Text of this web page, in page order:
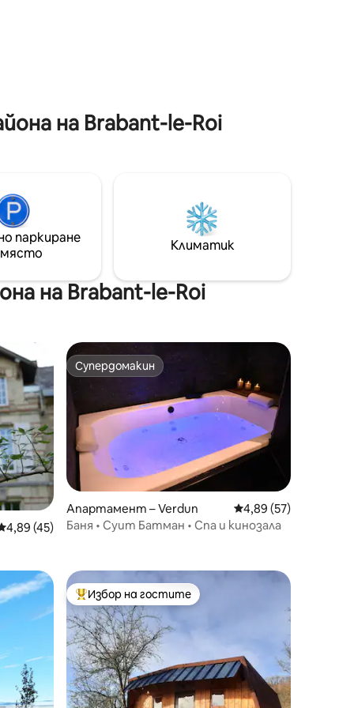
на Brabant-le-Roi
паркиране
място
Климатик
на Brabant-le-Roi
оценка: 4,89 от 5, 45 отзива
4,89 (45)
Супердомакин
Супердомакин
Апартамент – Verdun Средна оценка:
4,89 (57)
Баня • Суит Батман • Спа и кинозала
Най-популярен избор на гостите
Избор на гостите